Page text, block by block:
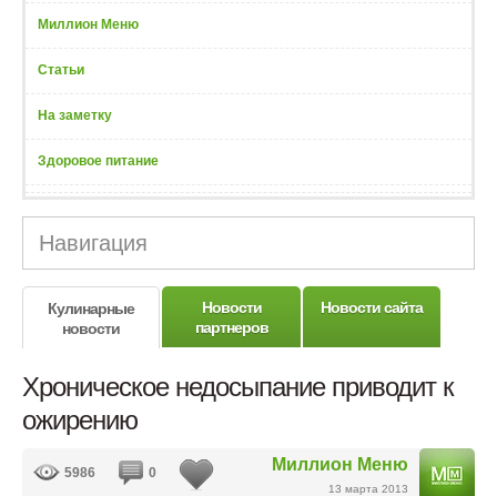
Миллион Меню
Статьи
На заметку
Здоровое питание
Навигация
Кулинарные
новости
Новости
партнеров
Новости сайта
Хроническое недосыпание приводит к
ожирению
Миллион Меню
13 марта 2013
5986 0